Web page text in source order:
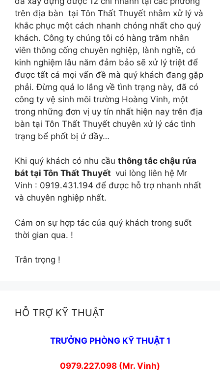
trên địa bàn tại Tôn Thất Thuyết nhằm xử lý và
khắc phục một cách nhanh chóng nhất cho quý
khách. Công ty chúng tôi có hàng trăm nhân
viên thông cống chuyên nghiệp, lành nghề, có
kinh nghiệm lâu năm đảm bảo sẽ xử lý triệt để
được tất cả mọi vấn đề mà quý khách đang gặp
phải. Đừng quá lo lắng về tình trạng này, đã có
công ty vệ sinh môi trường Hoàng Vinh, một
trong những đơn vị uy tín nhất hiện nay trên địa
bàn tại Tôn Thất Thuyết chuyên xử lý các tình
trạng bể phốt bị ứ đầy…
Khi quý khách có nhu cầu thông tắc chậu rửa
bát tại Tôn Thất Thuyết vui lòng liên hệ Mr
Vinh : 0919.431.194 để được hỗ trợ nhanh nhất
và chuyên nghiệp nhất.
Cảm ơn sự hợp tác của quý khách trong suốt
thời gian qua. !
Trân trọng !
HỖ TRỢ KỸ THUẬT
TRƯỞNG PHÒNG KỸ THUẬT 1
0979.227.098 (Mr. Vinh)